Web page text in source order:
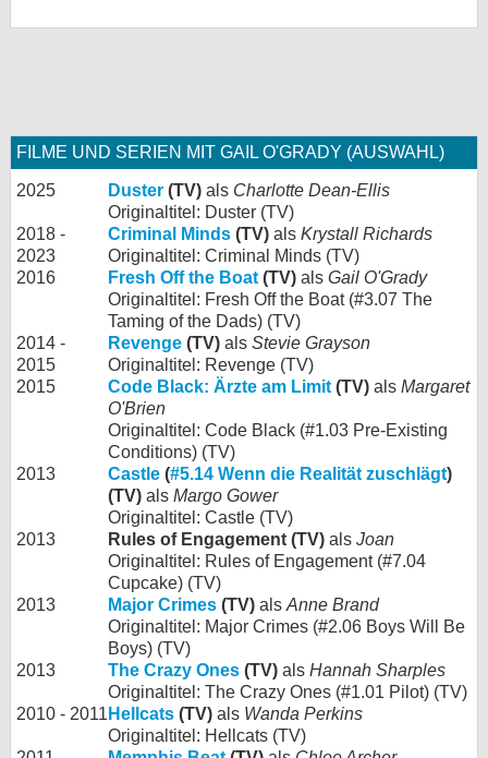
FILME UND SERIEN MIT GAIL O'GRADY (AUSWAHL)
2025 Duster (TV) als Charlotte Dean-Ellis
Originaltitel: Duster (TV)
2018 -
2023
Criminal Minds (TV) als Krystall Richards
Originaltitel: Criminal Minds (TV)
2016
Fresh Off the Boat (TV) als Gail O'Grady
Originaltitel: Fresh Off the Boat (#3.07 The
Taming of the Dads) (TV)
2014 -
2015
Revenge (TV) als Stevie Grayson
Originaltitel: Revenge (TV)
2015
Code Black: Ärzte am Limit (TV) als Margaret
O'Brien
Originaltitel: Code Black (#1.03 Pre-Existing
Conditions) (TV)
2013
Castle (#5.14 Wenn die Realität zuschlägt)
(TV) als Margo Gower
Originaltitel: Castle (TV)
2013
Rules of Engagement (TV) als Joan
Originaltitel: Rules of Engagement (#7.04
Cupcake) (TV)
2013
Major Crimes (TV) als Anne Brand
Originaltitel: Major Crimes (#2.06 Boys Will Be
Boys) (TV)
2013
The Crazy Ones (TV) als Hannah Sharples
Originaltitel: The Crazy Ones (#1.01 Pilot) (TV)
2010 - 2011 Hellcats (TV) als Wanda Perkins
Originaltitel: Hellcats (TV)